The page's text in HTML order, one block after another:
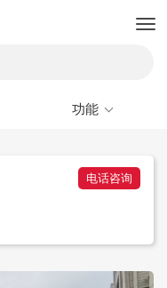
功能
电话咨询